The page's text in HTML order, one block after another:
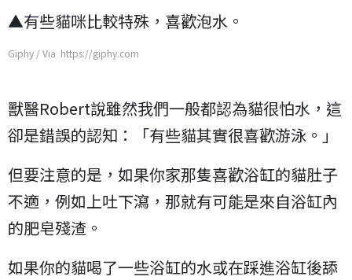
▲有些貓咪比較特殊，喜歡泡水。
Giphy / Via https://giphy.com
獸醫Robert說雖然我們一般都認為貓很怕水，這
卻是錯誤的認知：「有些貓其實很喜歡游泳。」
但要注意的是，如果你家那隻喜歡浴缸的貓肚子
不適，例如上吐下瀉，那就有可能是來自浴缸內
的肥皂殘渣。
如果你的貓喝了一些浴缸的水或在踩進浴缸後舔